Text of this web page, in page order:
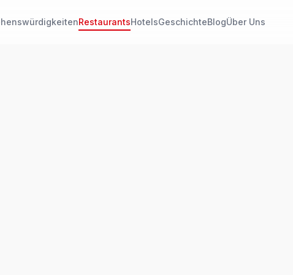
RestaurantsHotelsGeschichteBlogÜber Uns